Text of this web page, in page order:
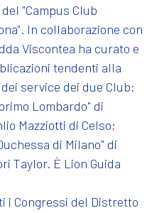
"Campus Club
In collaborazione con
Viscontea ha curato e
tendenti alla
service dei due Club:
Lombardo" di
Mazziotti di Celso;
di Milano" di
Taylor. È Lion Guida
i Congressi del Distretto